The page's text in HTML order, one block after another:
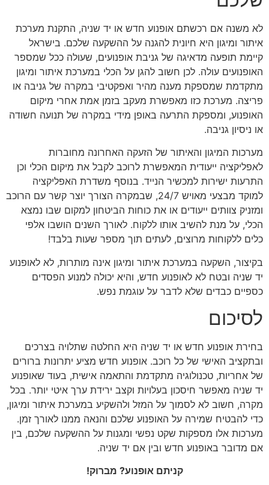
לא משנה אם רכשתם אופנוע חדש או יד שניה, התקנת מערכת
איתור ומיגון היא חיונית להגנה על ההשקעה שלכם. בישראל
קיימת תופעה מדאיגה של גניבת אופנועים, שעולה ככל שמספר
האופנועים עולה. לכן חשוב להגן על הכלי במערכת איתור ומיגון
מתקדמת שמספקת מענה מהיר ואפקטיבי במקרה של גניבה או
פריצה. מערכת כזו מאפשרת מעקב בזמן אמת אחרי מיקום
האופנוע, ומספקת התרעה באופן מידי במקרה של תנועה חשודה
או ניסיון גניבה.
מערכות המיגון והאיתור של הזעקה האחרונה מחוברות
לאפליקציה ייעודית המאפשרת לרוכב לקבל את מיקום הכלי וכן
התרעות ישירות למכשיר הנייד. בנוסף משדרת האפליקציה
למוקד מבצעי מאויש 24/7, שבמקרה הצורך יוצר קשר עם הרוכב
ומזניק צוותים ייעודים או את כוחות הביטחון למקום שבו נמצא
הכלי, על מנת להשיב אותו ללקוח. לאורך השנים הושבו אלפי
כלים ללקוחות מרוצים, לעתים תוך מספר שעות בלבד!
בקיצור, השקעה במערכת איתור ומיגון אינה מותרות, לא לאופנוע
יד שניה ובטח לא לאופנוע חדש, והיא יכולה למנוע הפסדים
כספיים כבדים שלא לדבר על עוגמת נפש.
לסיכום
בחירת אופנוע חדש או יד שניה היא החלטה שתלויה בצרכים
ובתקציב האישי של כל רוכב. אופנוע חדש מציע יתרונות ברורים
של אחריות, טכנולוגיה מתקדמת והתאמה אישית, בעוד שאופנוע
יד שניה מאפשר חיסכון בעלויות וקצב ירידת ערך איטי יותר. בכל
מקרה, חשוב לא לסמוך על המזל ולהשקיע במערכת איתור ומיגון,
כדי להבטיח שמירה על האופנוע שלכם והנאה ממנו לאורך זמן.
מערכות אלו מספקות שקט נפשי ומגנות על ההשקעה שלכם, בין
אם מדובר באופנוע חדש ובין אם יד שניה.
קניתם אופנוע? מברוק!